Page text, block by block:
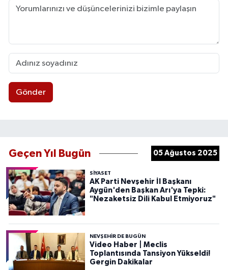
Gönder
Geçen Yıl Bugün 05 Ağustos 2025
SIYASET
AK Parti Nevşehir İl Başkanı
Aygün'den Başkan Arı'ya Tepki:
"Nezaketsiz Dili Kabul Etmiyoruz"
NEVŞEHIR DE BUGÜN
Video Haber | Meclis
Toplantısında Tansiyon Yükseldi!
Gergin Dakikalar